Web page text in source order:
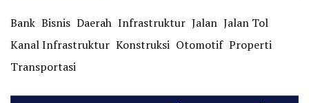
Bank Bisnis Daerah Infrastruktur Jalan Jalan Tol
Kanal Infrastruktur Konstruksi Otomotif Properti
Transportasi